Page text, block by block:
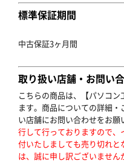
標準保証期間
中古保証3ヶ月間
取り扱い店舗・お問い
こちらの商品は、【パソコ
ます。商品についての詳細
い店舗にお問い合わせをお願
行して行っておりますので
付いたしましても売り切れ
は、誠に申し訳ございませ